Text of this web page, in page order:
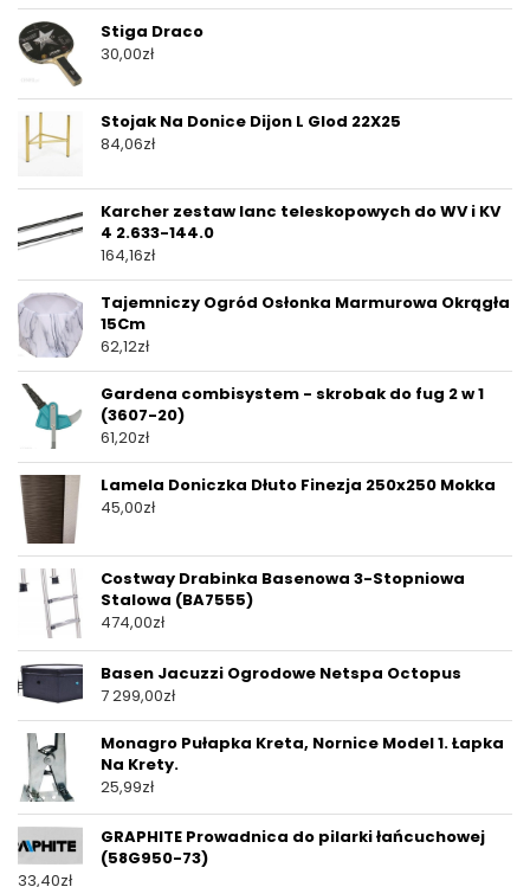
Stiga Draco
30,00zł
Stojak Na Donice Dijon L Glod 22X25
84,06zł
Karcher zestaw lanc teleskopowych do WV i KV
4 2.633-144.0
164,16zł
Tajemniczy Ogród Osłonka Marmurowa Okrągła
15Cm
62,12zł
Gardena combisystem - skrobak do fug 2 w 1
(3607-20)
61,20zł
Lamela Doniczka Dłuto Finezja 250x250 Mokka
45,00zł
Costway Drabinka Basenowa 3-Stopniowa
Stalowa (BA7555)
474,00zł
Basen Jacuzzi Ogrodowe Netspa Octopus
7 299,00zł
Monagro Pułapka Kreta, Nornice Model 1. Łapka
Na Krety.
25,99zł
GRAPHITE Prowadnica do pilarki łańcuchowej
(58G950-73)
33,40zł